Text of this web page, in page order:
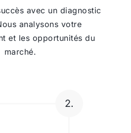
avec un diagnostic
analysons votre
et les opportunités du
marché.
2.